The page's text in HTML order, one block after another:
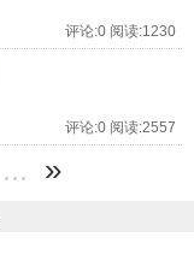
评论:0 阅读:1230
评论:0 阅读:2557
... »